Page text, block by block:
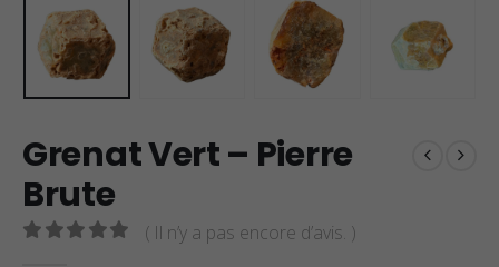
Grenat Vert – Pierre
Brute
( Il n’y a pas encore d’avis. )